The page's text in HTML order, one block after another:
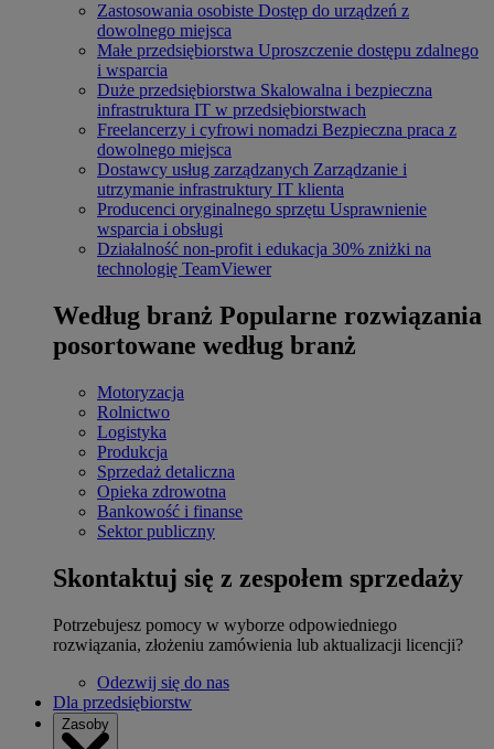
Zastosowania osobiste Dostęp do urządzeń z
dowolnego miejsca
Małe przedsiębiorstwa Uproszczenie dostępu zdalnego
i wsparcia
Duże przedsiębiorstwa Skalowalna i bezpieczna
infrastruktura IT w przedsiębiorstwach
Freelancerzy i cyfrowi nomadzi Bezpieczna praca z
dowolnego miejsca
Dostawcy usług zarządzanych Zarządzanie i
utrzymanie infrastruktury IT klienta
Producenci oryginalnego sprzętu Usprawnienie
wsparcia i obsługi
Działalność non-profit i edukacja 30% zniżki na
technologię TeamViewer
Według branż Popularne rozwiązania
posortowane według branż
Motoryzacja
Rolnictwo
Logistyka
Produkcja
Sprzedaż detaliczna
Opieka zdrowotna
Bankowość i finanse
Sektor publiczny
Skontaktuj się z zespołem sprzedaży
Potrzebujesz pomocy w wyborze odpowiedniego
rozwiązania, złożeniu zamówienia lub aktualizacji licencji?
Odezwij się do nas
Dla przedsiębiorstw
Zasoby